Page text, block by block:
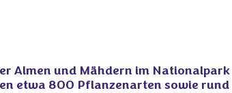
Almen und Mähdern im Nationalpark
etwa 800 Pflanzenarten sowie rund